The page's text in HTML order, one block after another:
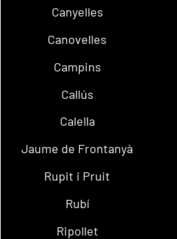
Canyelles
Canovelles
Campins
Callús
Calella
Jaume de Frontanyà
Rupit i Pruit
Rubí
Ripollet